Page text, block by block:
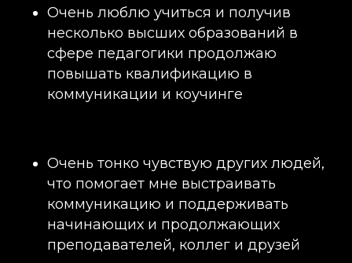
Очень люблю учиться и получив
несколько высших образований в
сфере педагогики продолжаю
повышать квалификацию в
коммуникации и коучинге
Очень тонко чувствую других людей,
что помогает мне выстраивать
коммуникацию и поддерживать
начинающих и продолжающих
преподавателей, коллег и друзей